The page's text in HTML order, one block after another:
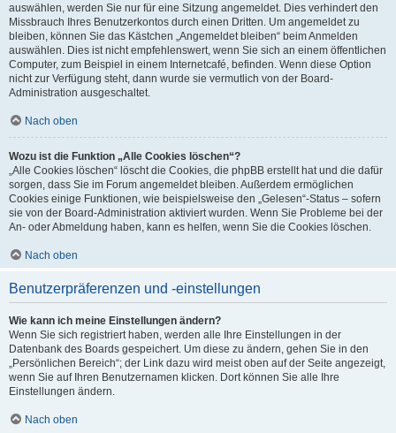
auswählen, werden Sie nur für eine Sitzung angemeldet. Dies verhindert den
Missbrauch Ihres Benutzerkontos durch einen Dritten. Um angemeldet zu
bleiben, können Sie das Kästchen „Angemeldet bleiben“ beim Anmelden
auswählen. Dies ist nicht empfehlenswert, wenn Sie sich an einem öffentlichen
Computer, zum Beispiel in einem Internetcafé, befinden. Wenn diese Option
nicht zur Verfügung steht, dann wurde sie vermutlich von der Board-
Administration ausgeschaltet.
Nach oben
Wozu ist die Funktion „Alle Cookies löschen“?
„Alle Cookies löschen“ löscht die Cookies, die phpBB erstellt hat und die dafür
sorgen, dass Sie im Forum angemeldet bleiben. Außerdem ermöglichen
Cookies einige Funktionen, wie beispielsweise den „Gelesen“-Status – sofern
sie von der Board-Administration aktiviert wurden. Wenn Sie Probleme bei der
An- oder Abmeldung haben, kann es helfen, wenn Sie die Cookies löschen.
Nach oben
Benutzerpräferenzen und -einstellungen
Wie kann ich meine Einstellungen ändern?
Wenn Sie sich registriert haben, werden alle Ihre Einstellungen in der
Datenbank des Boards gespeichert. Um diese zu ändern, gehen Sie in den
„Persönlichen Bereich“; der Link dazu wird meist oben auf der Seite angezeigt,
wenn Sie auf Ihren Benutzernamen klicken. Dort können Sie alle Ihre
Einstellungen ändern.
Nach oben